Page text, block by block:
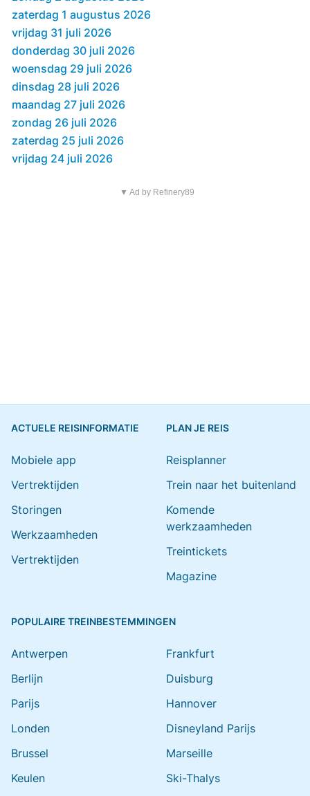
zaterdag 1 augustus 2026
vrijdag 31 juli 2026
donderdag 30 juli 2026
woensdag 29 juli 2026
dinsdag 28 juli 2026
maandag 27 juli 2026
zondag 26 juli 2026
zaterdag 25 juli 2026
vrijdag 24 juli 2026
▼ Ad by Refinery89
ACTUELE REISINFORMATIE
Mobiele app
Vertrektijden
Storingen
Werkzaamheden
Vertrektijden
PLAN JE REIS
Reisplanner
Trein naar het buitenland
Komende
werkzaamheden
Treintickets
Magazine
POPULAIRE TREINBESTEMMINGEN
Antwerpen
Berlijn
Parijs
Londen
Brussel
Keulen
Frankfurt
Duisburg
Hannover
Disneyland Parijs
Marseille
Ski-Thalys